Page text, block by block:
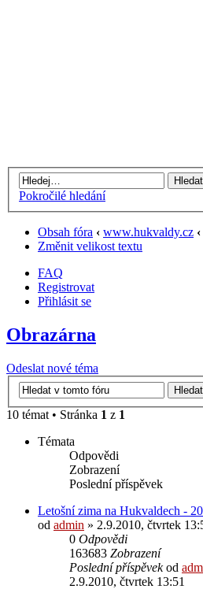
Pokročilé hledání
Obsah fóra ‹ www.hukvaldy.cz ‹
Změnit velikost textu
FAQ
Registrovat
Přihlásit se
Obrazárna
Odeslat nové téma
10 témat • Stránka 1 z 1
Témata
Odpovědi
Zobrazení
Poslední příspěvek
Letošní zima na Hukvaldech -
od admin » 2.9.2010, čtvrtek
0 Odpovědi
163683 Zobrazení
Poslední příspěvekod
2.9.2010, čtvrtek 13:51